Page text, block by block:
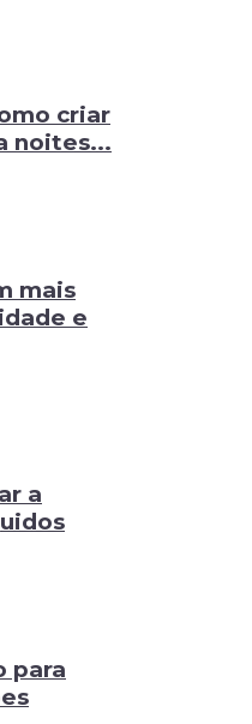
criar
noites...
mais
e
a
para